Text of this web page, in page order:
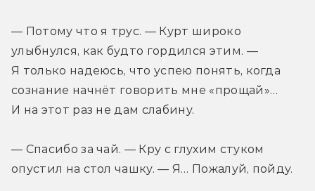
— Потому что я трус. — Курт широко
улыбнулся, как будто гордился этим. —
Я только надеюсь, что успею понять, когда
сознание начнёт говорить мне «прощай»…
И на этот раз не дам слабину.
— Спасибо за чай. — Кру с глухим стуком
опустил на стол чашку. — Я… Пожалуй, пойду.